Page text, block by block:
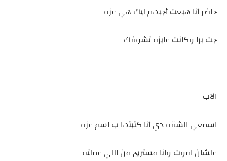
حاضر أنا هبعت أجبهم ليك هي عزه
جت برا وكانت عايزه تشوفك
الاب
اسمعي الشقه دي أنا كتبتها ب اسم عزه
علشان اموت وانا مستريح من اللي عملته